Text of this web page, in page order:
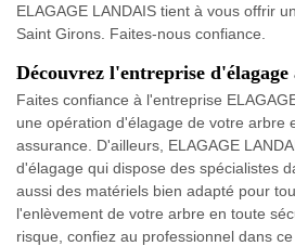
ELAGAGE LANDAIS tient à vous offrir
Saint Girons. Faites-nous confiance.
Découvrez l'entreprise
Faites confiance à l'entreprise
une opération d'élagage de votre arbre
assurance. D'ailleurs, ELAGAGE
d'élagage qui dispose des spécialistes
aussi des matériels bien adapté pour
l'enlèvement de votre arbre en toute
risque, confiez au professionnel dans